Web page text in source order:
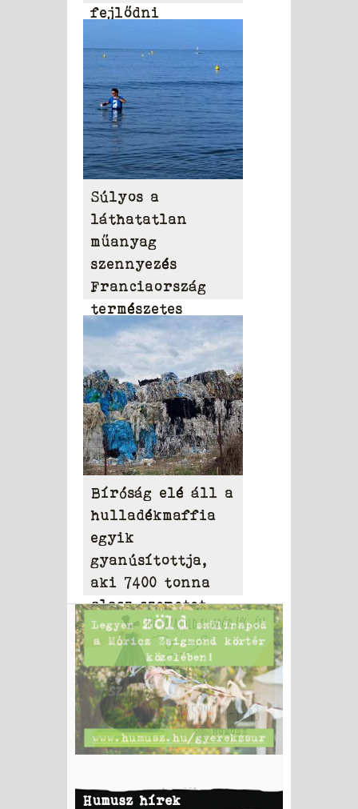
fejlődni
Súlyos a
láthatatlan
műanyag
szennyezés
Franciaország
természetes
vizeiben
Bíróság elé áll a
hulladékmaffia
egyik
gyanúsítottja,
aki 7400 tonna
olasz szemetet
hordott Tamásiba
Humusz hírek